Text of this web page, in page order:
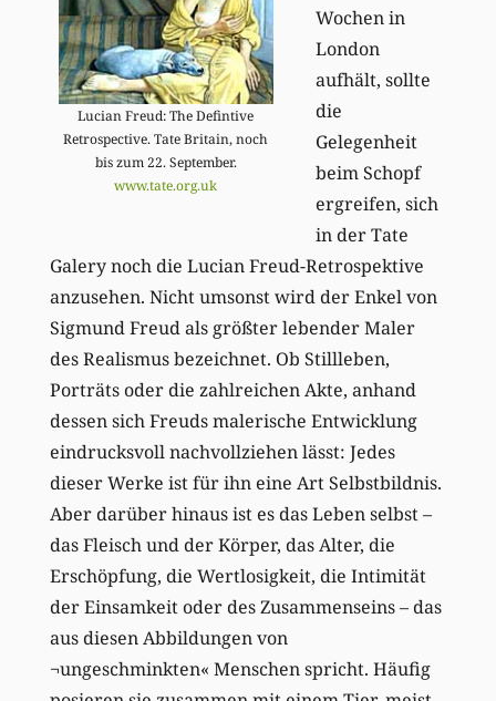
Lucian Freud: The Defintive
Retrospective. Tate Britain, noch
bis zum 22. September.
www.tate.org.uk
Wochen in
London
aufhält, sollte
die
Gelegenheit
beim Schopf
ergreifen, sich
in der Tate
Galery noch die Lucian Freud-Retrospektive
anzusehen. Nicht umsonst wird der Enkel von
Sigmund Freud als größter lebender Maler
des Realismus bezeichnet. Ob Stillleben,
Porträts oder die zahlreichen Akte, anhand
dessen sich Freuds malerische Entwicklung
eindrucksvoll nachvollziehen lässt: Jedes
dieser Werke ist für ihn eine Art Selbstbildnis.
Aber darüber hinaus ist es das Leben selbst –
das Fleisch und der Körper, das Alter, die
Erschöpfung, die Wertlosigkeit, die Intimität
der Einsamkeit oder des Zusammenseins – das
aus diesen Abbildungen von
¬ungeschminkten« Menschen spricht. Häufig